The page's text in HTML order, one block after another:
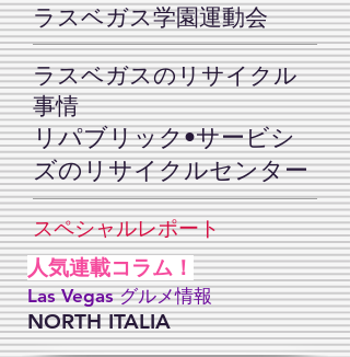
ラスベガス学園運動会
ラスベガスのリサイクル
事情
リパブリック•サービシ
ズのリサイクルセンター
​スペシャルレポート
人気連載コラム！
Las Vegas グルメ情報
NORTH ITALIA